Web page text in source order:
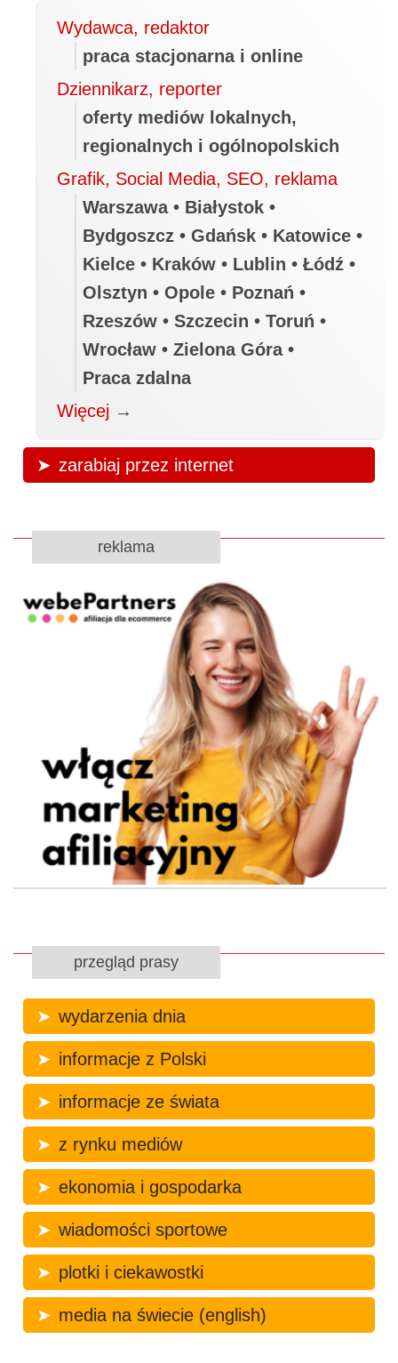
Wydawca, redaktor
praca stacjonarna i online
Dziennikarz, reporter
oferty mediów lokalnych,
regionalnych i ogólnopolskich
Grafik, Social Media, SEO, reklama
Warszawa • Białystok •
Bydgoszcz • Gdańsk • Katowice •
Kielce • Kraków • Lublin • Łódź •
Olsztyn • Opole • Poznań •
Rzeszów • Szczecin • Toruń •
Wrocław • Zielona Góra •
Praca zdalna
Więcej →
zarabiaj przez internet
reklama
przegląd prasy
wydarzenia dnia
informacje z Polski
informacje ze świata
z rynku mediów
ekonomia i gospodarka
wiadomości sportowe
plotki i ciekawostki
media na świecie (english)